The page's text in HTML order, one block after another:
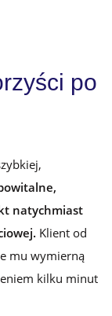
po
natychmiast
Klient od
mu wymierną
kilku minut